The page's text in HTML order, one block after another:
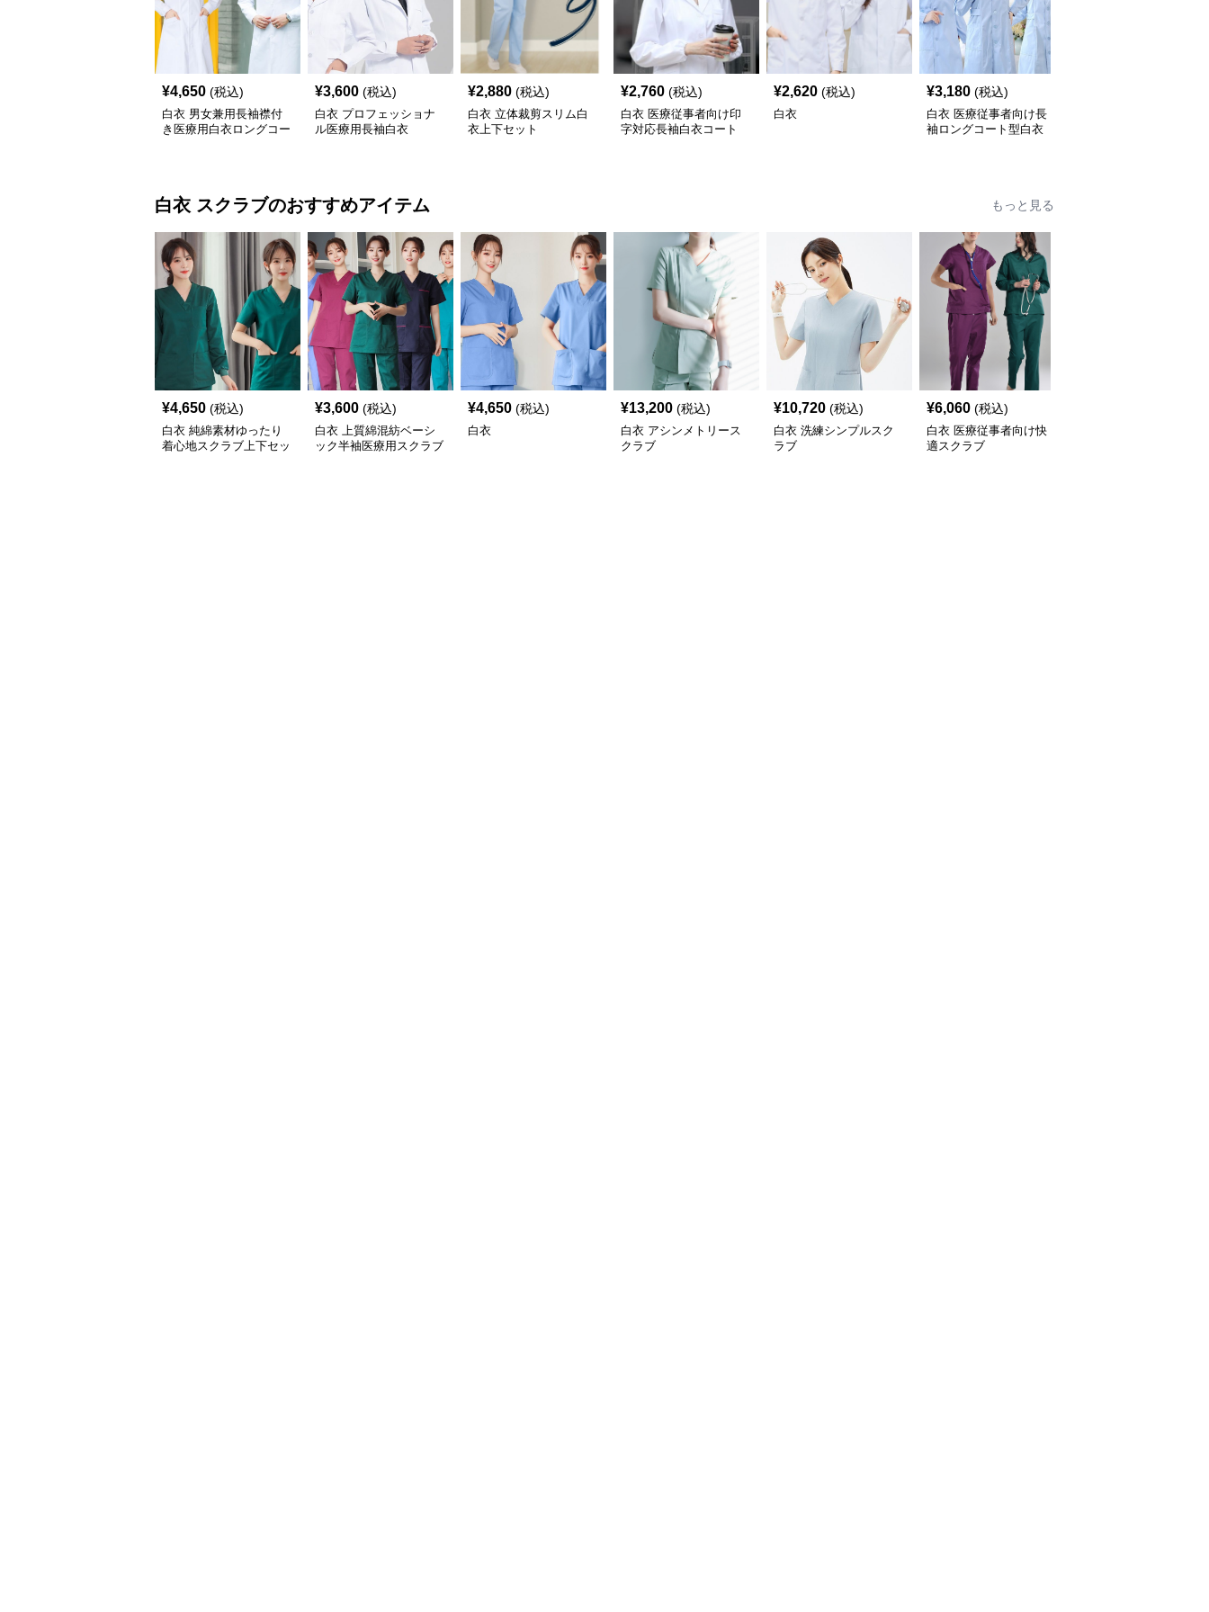
¥4,650 (税込)
白衣 男女兼用長袖襟付
き医療用白衣ロングコー
¥3,600 (税込)
白衣 プロフェッショナ
ル医療用長袖白衣
¥2,880 (税込)
白衣 立体裁剪スリム白
衣上下セット
¥2,760 (税込)
白衣 医療従事者向け印
字対応長袖白衣コート
¥2,620 (税込)
白衣
¥3,180 (税込)
白衣 医療従事者向け長
袖ロングコート型白衣
白衣 スクラブのおすすめアイテム もっと見る
¥4,650 (税込)
白衣 純綿素材ゆったり
着心地スクラブ上下セッ
¥3,600 (税込)
白衣 上質綿混紡ベーシ
ック半袖医療用スクラブ
¥4,650 (税込)
白衣
¥13,200 (税込)
白衣 アシンメトリース
クラブ
¥10,720 (税込)
白衣 洗練シンプルスク
ラブ
¥6,060 (税込)
白衣 医療従事者向け快
適スクラブ